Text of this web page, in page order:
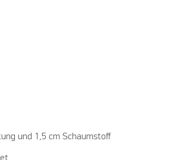
und 1,5 cm Schaumstoff